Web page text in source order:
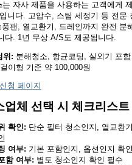
는 자사 제품을 사용하는 고객에게
니다. 고압수, 스팀 세정기 등 전문
팬, 열교환기, 드레인까지 완전 분
다. 1년 무상 A/S도 제공됩니다.
위: 분해청소, 항균코팅, 실외기 포함
이형 기준 약 100,000원
청 페이지
업체 선택 시 체크리스트
확인: 단순 필터 청소인지, 열교환
여부: 기본 포함인지, 옵션인지 확인
함 여부: 별도 청소인지 확인 필수